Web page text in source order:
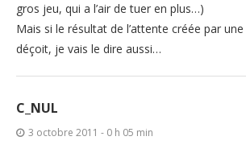
gros jeu, qui a l’air de tuer en plus…)
Mais si le résultat de l’attente créée par
déçoit, je vais le dire aussi…
C_NUL
3 octobre 2011 - 0 h 05 min